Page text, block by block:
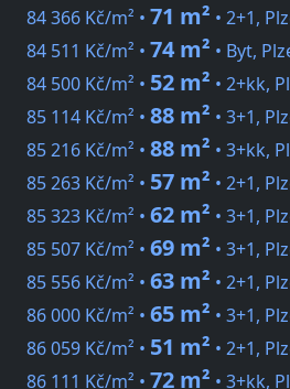
84 366 Kč/m² • 71 m² • 2+1,
84 511 Kč/m² • 74 m² • Byt,
84 500 Kč/m² • 52 m² • 2+kk,
85 114 Kč/m² • 88 m² • 3+1,
85 216 Kč/m² • 88 m² • 3+kk,
85 263 Kč/m² • 57 m² • 2+1,
85 323 Kč/m² • 62 m² • 3+1,
85 507 Kč/m² • 69 m² • 3+1,
85 556 Kč/m² • 63 m² • 2+1,
86 000 Kč/m² • 65 m² • 3+1,
86 059 Kč/m² • 51 m² • 2+1,
86 111 Kč/m² • 72 m² • 3+kk,